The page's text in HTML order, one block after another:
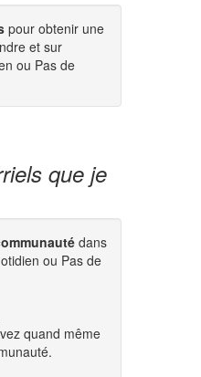
pour obtenir une
et sur
ou Pas de
que je
dans
ou Pas de
quand même